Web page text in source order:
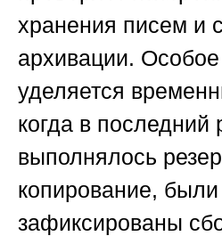
хранения писем и
архивации.
уделяется
когда в последний
выполнялось
копирование,
зафиксированы